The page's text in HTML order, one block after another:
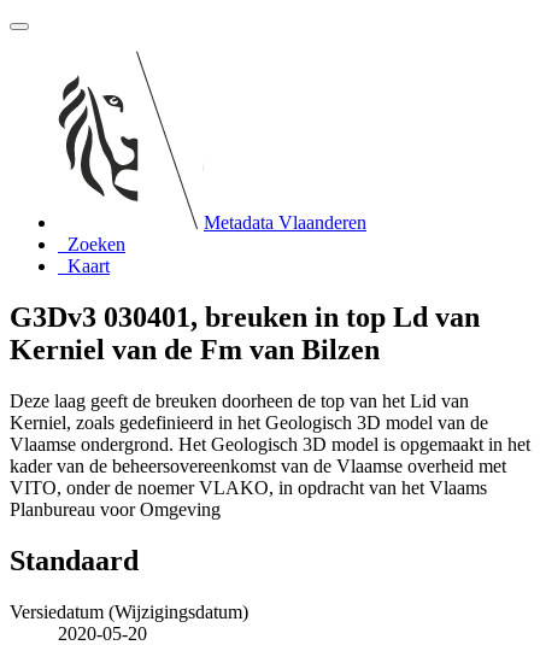
Metadata Vlaanderen
Zoeken
Kaart
G3Dv3 030401, breuken in top Ld van
Kerniel van de Fm van Bilzen
Deze laag geeft de breuken doorheen de top van het Lid van
Kerniel, zoals gedefinieerd in het Geologisch 3D model van de
Vlaamse ondergrond. Het Geologisch 3D model is opgemaakt in het
kader van de beheersovereenkomst van de Vlaamse overheid met
VITO, onder de noemer VLAKO, in opdracht van het Vlaams
Planbureau voor Omgeving
Standaard
Versiedatum (Wijzigingsdatum)
2020-05-20